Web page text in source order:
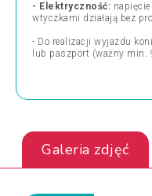
- Elektryczność:
wtyczkami działają bez
- Do realizacji wyjazdu
lub paszport (ważny
Galeria zdjęć